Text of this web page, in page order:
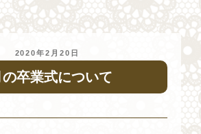
投
日:
2020年2月20日
卒業式について